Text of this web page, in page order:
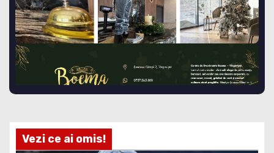
Vezi ce ai omis!